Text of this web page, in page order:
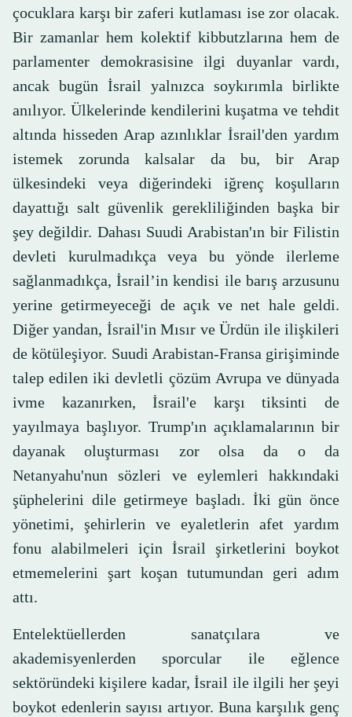
çocuklara karşı bir zaferi kutlaması ise zor olacak.
Bir zamanlar hem kolektif kibbutzlarına hem de
parlamenter demokrasisine ilgi duyanlar vardı,
ancak bugün İsrail yalnızca soykırımla birlikte
anılıyor. Ülkelerinde kendilerini kuşatma ve tehdit
altında hisseden Arap azınlıklar İsrail'den yardım
istemek zorunda kalsalar da bu, bir Arap
ülkesindeki veya diğerindeki iğrenç koşulların
dayattığı salt güvenlik gerekliliğinden başka bir
şey değildir. Dahası Suudi Arabistan'ın bir Filistin
devleti kurulmadıkça veya bu yönde ilerleme
sağlanmadıkça, İsrail’in kendisi ile barış arzusunu
yerine getirmeyeceği de açık ve net hale geldi.
Diğer yandan, İsrail'in Mısır ve Ürdün ile ilişkileri
de kötüleşiyor. Suudi Arabistan-Fransa girişiminde
talep edilen iki devletli çözüm Avrupa ve dünyada
ivme kazanırken, İsrail'e karşı tiksinti de
yayılmaya başlıyor. Trump'ın açıklamalarının bir
dayanak oluşturması zor olsa da o da
Netanyahu'nun sözleri ve eylemleri hakkındaki
şüphelerini dile getirmeye başladı. İki gün önce
yönetimi, şehirlerin ve eyaletlerin afet yardım
fonu alabilmeleri için İsrail şirketlerini boykot
etmemelerini şart koşan tutumundan geri adım
attı.
Entelektüellerden sanatçılara ve
akademisyenlerden sporcular ile eğlence
sektöründeki kişilere kadar, İsrail ile ilgili her şeyi
boykot edenlerin sayısı artıyor. Buna karşılık genç